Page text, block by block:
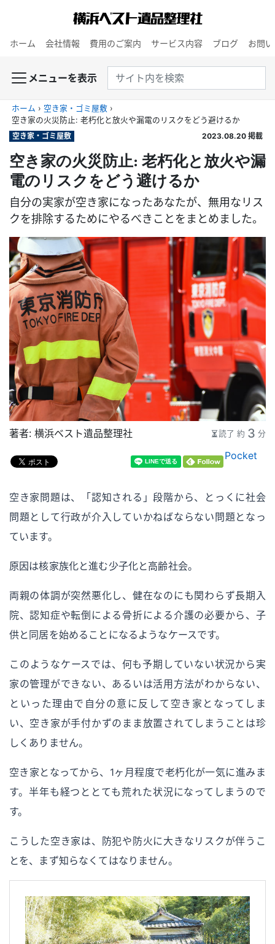
ホーム 会社情報 費用のご案内 サービス内容 ブログ お問
メニューを表示
ホーム › 空き家・ゴミ屋敷 ›
空き家の火災防止: 老朽化と放火や漏電のリスクをどう避けるか
空き家・ゴミ屋敷
2023.08.20 掲載
空き家の火災防止: 老朽化と放火や漏
電のリスクをどう避けるか
自分の実家が空き家になったあなたが、無用なリス
クを排除するためにやるべきことをまとめました。
著者： 横浜ベスト遺品整理社 読了 約 3 分
Pocket
空き家問題は、「認知される」段階から、とっくに社会
問題として行政が介入していかねばならない問題となっ
ています。
原因は核家族化と進む少子化と高齢社会。
両親の体調が突然悪化し、健在なのにも関わらず長期入
院、認知症や転倒による骨折による介護の必要から、子
供と同居を始めることになるようなケースです。
このようなケースでは、何も予期していない状況から実
家の管理ができない、あるいは活用方法がわからない、
といった理由で自分の意に反して空き家となってしま
い、空き家が手付かずのまま放置されてしまうことは珍
しくありません。
空き家となってから、1ヶ月程度で老朽化が一気に進みま
す。半年も経つととても荒れた状況になってしまうので
す。
こうした空き家は、防犯や防火に大きなリスクが伴うこ
とを、まず知らなくてはなりません。